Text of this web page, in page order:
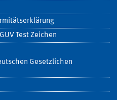
Test Zeichen
Gesetzlichen